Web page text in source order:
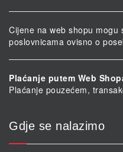
Cijene na web shopu mogu
poslovnicama ovisno o
Plaćanje putem Web
Plaćanje pouzećem,
Gdje se nalazimo